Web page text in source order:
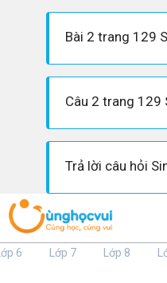
Bài 2 trang 129
Lớp 6 Lớp 7 Lớp 8